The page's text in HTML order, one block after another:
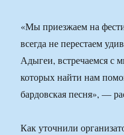
«Мы приезжаем на
всегда не перестаем
Адыгеи, встречаемся с
которых найти нам
бардовская песня», —
Как уточнили